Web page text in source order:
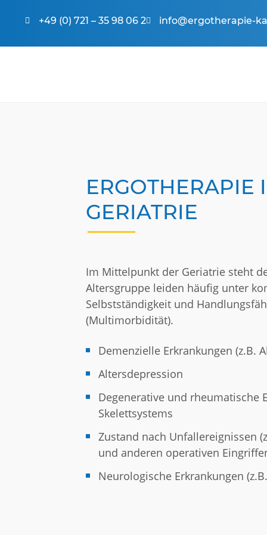
+49 (0) 721 – 35 98 06 2 info@ergotherapie-
ERGOTHERAPIE
GERIATRIE
Im Mittelpunkt der Geriatrie steht
Altersgruppe leiden häufig unter
Selbstständigkeit und
(Multimorbidität).
Demenzielle Erkrankungen (z.B.
Altersdepression
Degenerative und rheumatische
Skelettsystems
Zustand nach Unfallereignissen
und anderen operativen
Neurologische Erkrankungen